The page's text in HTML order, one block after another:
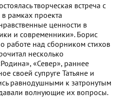
творческая встреча с
рамках проекта
ценности в
и современники». Борис
работе над сборником стихов
несколько
«Север», раннее
своей супруге Татьяне и
равнодушными к затронутым
волнующие их вопросы.